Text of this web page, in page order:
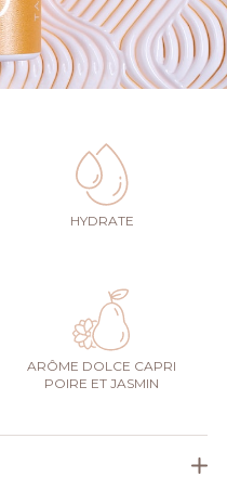
HYDRATE
ARÔME DOLCE CAPRI
POIRE ET JASMIN